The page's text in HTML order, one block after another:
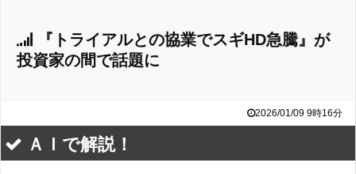
a
『トライアルとの協業でスギHD急騰』が
投資家の間で話題に
2026/01/09 9時16分
ＡＩで解説！